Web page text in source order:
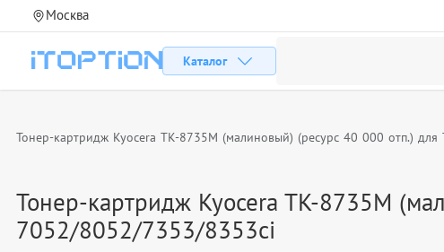
Москва
Каталог
Тонер-картридж Kyocera TK-8735M (малиновый) (ресурс 40 000 отп.)
Тонер-картридж Kyocera TK-8735M
7052/8052/7353/8353ci